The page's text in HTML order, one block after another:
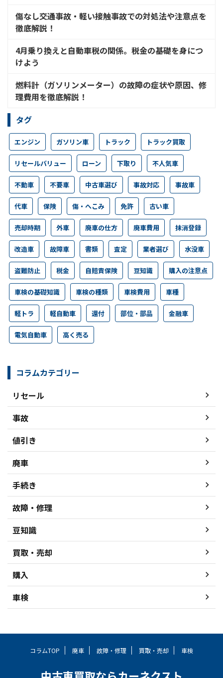
傷なし交通事故・軽い接触事故での対処法や注意点を
徹底解説！
4月乗り換えと自動車税の関係。税金の基礎を身につ
けよう
燃料計（ガソリンメーター）の故障の症状や原因、修
理費用を徹底解説！
タグ
エンジン ガソリン車 トラック トラック買取
リセールバリュー ローン 下取り 不人気車
不動車 不要車 中古車選び 事故対応 事故車
代車 保険 傷・へこみ 免許 古い車
売却時期 外車 廃車の仕方 廃車費用 抹消登録
改造車 故障車 書類 査定 業者選び 水没車
盗難防止 税金 自賠責保険 豆知識 購入の注意点
車検の基礎知識 車検の種類 車検費用 車種
軽トラ 軽自動車 還付 部位・部品 金融車
電気自動車 高く売る
コラムカテゴリー
リセール
事故
値引き
廃車
手続き
故障・修理
豆知識
買取・売却
購入
車検
コラムTOP 廃車 故障・修理 買取・売却 車検